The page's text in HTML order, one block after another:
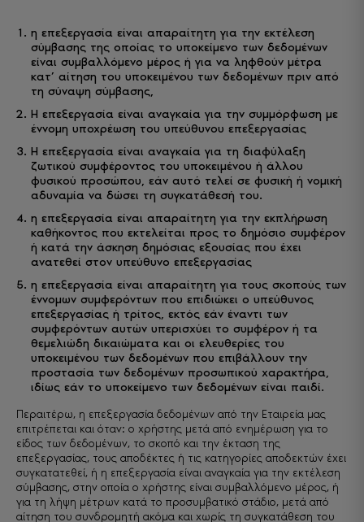
η επεξεργασία είναι απαραίτητη για την εκτέλεση
σύμβασης της οποίας το υποκείμενο των δεδομένων
είναι συμβαλλόμενο μέρος ή για να ληφθούν μέτρα
κατ’ αίτηση του υποκειμένου των δεδομένων πριν από
τη σύναψη σύμβασης,
Η επεξεργασία είναι αναγκαία για την συμμόρφωση με
έννομη υποχρέωση του υπεύθυνου επεξεργασίας
Η επεξεργασία είναι αναγκαία για τη διαφύλαξη
ζωτικού συμφέροντος του υποκειμένου ή άλλου
φυσικού προσώπου, εάν αυτό τελεί σε φυσική ή νομική
αδυναμία να δώσει τη συγκατάθεσή του.
η επεξεργασία είναι απαραίτητη για την εκπλήρωση
καθήκοντος που εκτελείται προς το δημόσιο συμφέρον
ή κατά την άσκηση δημόσιας εξουσίας που έχει
ανατεθεί στον υπεύθυνο επεξεργασίας
η επεξεργασία είναι απαραίτητη για τους σκοπούς των
έννομων συμφερόντων που επιδιώκει ο υπεύθυνος
επεξεργασίας ή τρίτος, εκτός εάν έναντι των
συμφερόντων αυτών υπερισχύει το συμφέρον ή τα
θεμελιώδη δικαιώματα και οι ελευθερίες του
υποκειμένου των δεδομένων που επιβάλλουν την
προστασία των δεδομένων προσωπικού χαρακτήρα,
ιδίως εάν το υποκείμενο των δεδομένων είναι παιδί.
Περαιτέρω, η επεξεργασία δεδομένων από την Εταιρεία μας
επιτρέπεται και όταν: ο χρήστης μετά από ενημέρωση για το
είδος των δεδομένων, το σκοπό και την έκταση της
επεξεργασίας, τους αποδέκτες ή τις κατηγορίες αποδεκτών έχει
συγκατατεθεί, ή η επεξεργασία είναι αναγκαία για την εκτέλεση
σύμβασης, στην οποία ο χρήστης είναι συμβαλλόμενο μέρος, ή
για τη λήψη μέτρων κατά το προσυμβατικό στάδιο, μετά από
αίτηση του συνδρομητή ακόμα και χωρίς τη συγκατάθεση του